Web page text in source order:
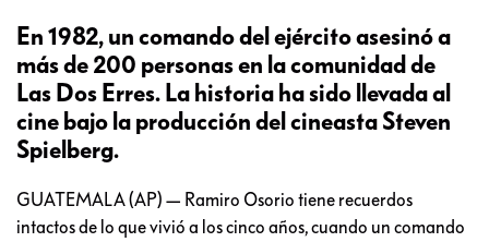
En 1982, un comando del ejército asesinó a
más de 200 personas en la comunidad de
Las Dos Erres. La historia ha sido llevada al
cine bajo la producción del cineasta Steven
Spielberg.
GUATEMALA (AP) — Ramiro Osorio tiene recuerdos
intactos de lo que vivió a los cinco años, cuando un comando